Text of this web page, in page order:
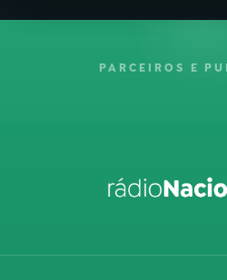
PARCEIROS E